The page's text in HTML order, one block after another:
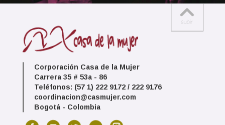
Corporación Casa de la Mujer
Carrera 35 # 53a - 86
Teléfonos: (57 1) 222 9172 / 222 9176
coordinacion@casmujer.com
Bogotá - Colombia